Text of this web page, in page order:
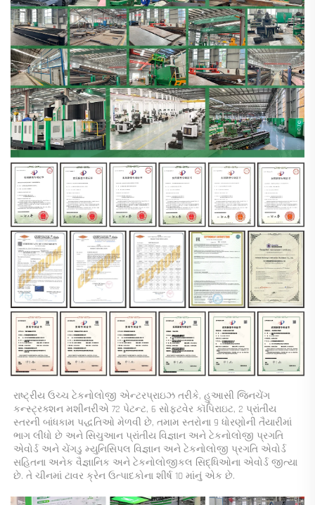
રાષ્ટ્રીય ઉચ્ચ ટેકનોલોજી એન્ટરપ્રાઇઝ તરીકે, હુઆસી જિનચેંગ
કન્સ્ટ્રક્શન મશીનરીએ 72 પેટન્ટ, 6 સોફ્ટવેર કૉપિરાઇટ, 2 પ્રાંતીય
સ્તરની બાંધકામ પદ્ધતિઓ મેળવી છે, તમામ સ્તરોના 9 ધોરણોની તૈયારીમાં
ભાગ લીધો છે અને સિચુઆન પ્રાંતીય વિજ્ઞાન અને ટેકનોલોજી પ્રગતિ
એવોર્ડ અને ચેંગડુ મ્યુનિસિપલ વિજ્ઞાન અને ટેકનોલોજી પ્રગતિ એવોર્ડ
સહિતના અનેક વૈજ્ઞાનિક અને ટેકનોલોજીકલ સિદ્ધિઓના એવોર્ડ જીત્યા
છે. તે ચીનમાં ટાવર ક્રેન ઉત્પાદકોના શીર્ષ 10 માંનું એક છે.